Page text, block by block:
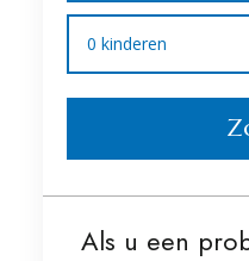
0 kinderen
Als u een